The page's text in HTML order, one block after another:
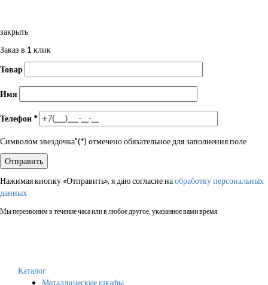
закрыть
Заказ в 1 клик
Товар
Имя
Телефон *
Символом звездочка"(*) отмечено обязательное для заполнения поле
Нажимая кнопку «Отправить», я даю согласие наобработку персональных
данных
Мы перезвоним в течение часа или в любое другое, указанное вами время
Каталог
Металлические шкафы